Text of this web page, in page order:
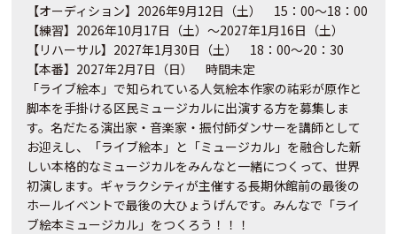
【オーディション】2026年9月12日（土） 15：00～18：00
【練習】2026年10月17日（土）～2027年1月16日（土）
【リハーサル】2027年1月30日（土） 18：00～20：30
【本番】2027年2月7日（日） 時間未定
「ライブ絵本」で知られている人気絵本作家の祐彩が原作と
脚本を手掛ける区民ミュージカルに出演する方を募集しま
す。名だたる演出家・音楽家・振付師ダンサーを講師として
お迎えし、「ライブ絵本」と「ミュージカル」を融合した新
しい本格的なミュージカルをみんなと一緒につくって、世界
初演します。ギャラクシティが主催する長期休館前の最後の
ホールイベントで最後の大ひょうげんです。みんなで「ライ
ブ絵本ミュージカル」をつくろう！！！